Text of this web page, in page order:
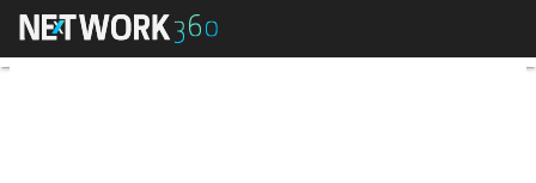
Europe’s Climate Leader: